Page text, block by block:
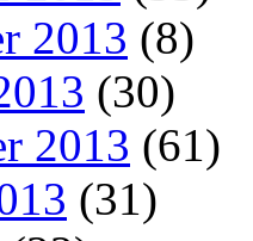
2013 (8)
(30)
2013 (61)
(31)